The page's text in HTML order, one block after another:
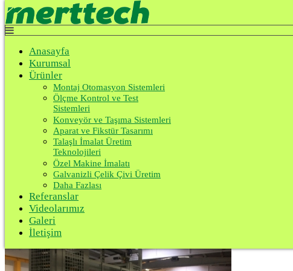
Top
Ürünler
Referanslar
Videolarımız
Galeri
İletişim
Anasayfa
Kurumsal
Ürünler
Montaj Otomasyon Sistemleri
Ölçme Kontrol ve Test
Sistemleri
Konveyör ve Taşıma Sistemleri
Aparat ve Fikstür Tasarımı
Talaşlı İmalat Üretim
Teknolojileri
Özel Makine İmalatı
Galvanizli Çelik Çivi Üretim
Daha Fazlası
Referanslar
Videolarımız
Galeri
İletişim
Beyaz Eşya Montaj Ve Otomasyonu
Anasayfa
Ürünler
Montaj Otomasyon Sistemleri
Beyaz Eşya Montaj Ve Otomasyonu